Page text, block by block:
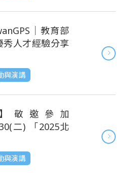
｜教育部
秀人才經驗分享
與演講
敬邀參加
二) 「2025北
與演講